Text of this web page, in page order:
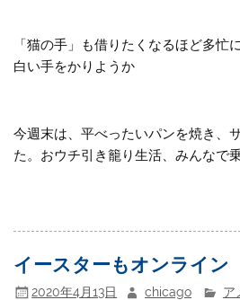
「猫の手」も借りたくなるほど多忙
白い手をかりようか
今週末は、平べったいパンを焼き、
た。おウチ引き籠り生活、みんなで
イースターもオンライン
2020年4月13日 chicago ア